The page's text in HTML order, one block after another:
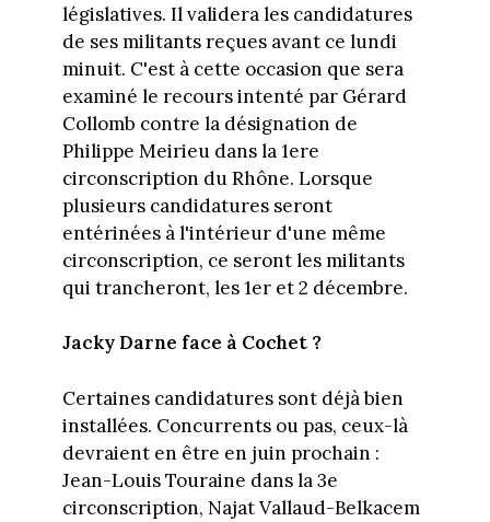
législatives. Il validera les candidatures
de ses militants reçues avant ce lundi
minuit. C'est à cette occasion que sera
examiné le recours intenté par Gérard
Collomb contre la désignation de
Philippe Meirieu dans la 1ere
circonscription du Rhône. Lorsque
plusieurs candidatures seront
entérinées à l'intérieur d'une même
circonscription, ce seront les militants
qui trancheront, les 1er et 2 décembre.
Jacky Darne face à Cochet ?
Certaines candidatures sont déjà bien
installées. Concurrents ou pas, ceux-là
devraient en être en juin prochain :
Jean-Louis Touraine dans la 3e
circonscription, Najat Vallaud-Belkacem